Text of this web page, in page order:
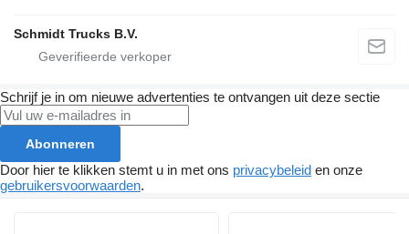
Schmidt Trucks B.V.
Schrijf je in om nieuwe advertenties te ontvangen uit deze sectie
Abonneren
Door hier te klikken stemt u in met ons privacybeleid en onze
gebruikersvoorwaarden.